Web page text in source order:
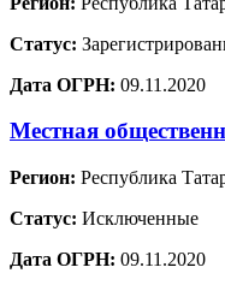
Статус:
Дата ОГРН: 09.11.2020
Местная
Регион: Республика
Статус: Исключенные
Дата ОГРН: 09.11.2020